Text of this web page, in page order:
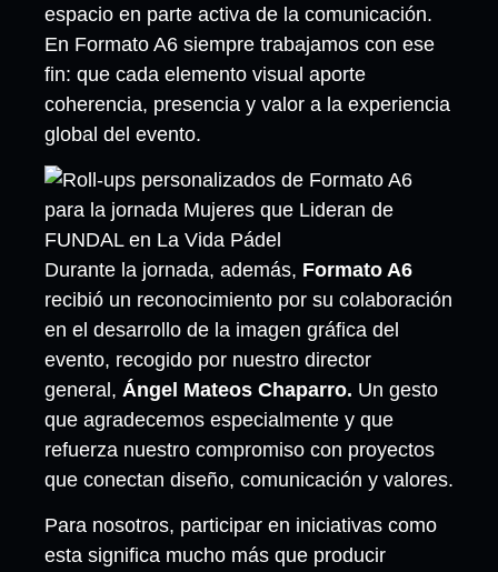
espacio en parte activa de la comunicación.
En Formato A6 siempre trabajamos con ese
fin: que cada elemento visual aporte
coherencia, presencia y valor a la experiencia
global del evento.
Durante la jornada, además, Formato A6
recibió un reconocimiento por su colaboración
en el desarrollo de la imagen gráfica del
evento, recogido por nuestro director
general, Ángel Mateos Chaparro. Un gesto
que agradecemos especialmente y que
refuerza nuestro compromiso con proyectos
que conectan diseño, comunicación y valores.
Para nosotros, participar en iniciativas como
esta significa mucho más que producir